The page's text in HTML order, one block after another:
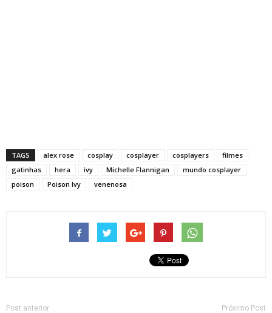
TAGS alex rose cosplay cosplayer cosplayers
filmes
gatinhas
hera ivy Michelle Flannigan
mundo cosplayer
poison
Poison Ivy venenosa
Post anterior Próximo Post